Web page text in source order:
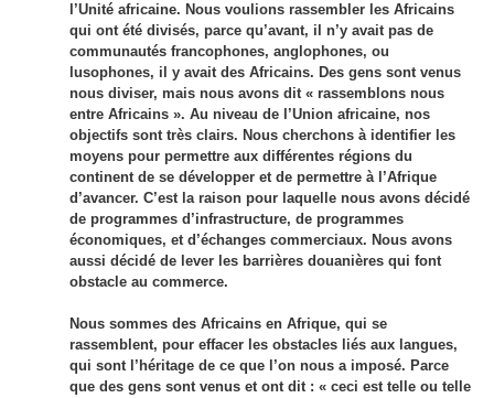
l’Unité africaine. Nous voulions rassembler les Africains
qui ont été divisés, parce qu’avant, il n’y avait pas de
communautés francophones, anglophones, ou
lusophones, il y avait des Africains. Des gens sont venus
nous diviser, mais nous avons dit « rassemblons nous
entre Africains ». Au niveau de l’Union africaine, nos
objectifs sont très clairs. Nous cherchons à identifier les
moyens pour permettre aux différentes régions du
continent de se développer et de permettre à l’Afrique
d’avancer. C’est la raison pour laquelle nous avons décidé
de programmes d’infrastructure, de programmes
économiques, et d’échanges commerciaux. Nous avons
aussi décidé de lever les barrières douanières qui font
obstacle au commerce.
Nous sommes des Africains en Afrique, qui se
rassemblent, pour effacer les obstacles liés aux langues,
qui sont l’héritage de ce que l’on nous a imposé. Parce
que des gens sont venus et ont dit : « ceci est telle ou telle